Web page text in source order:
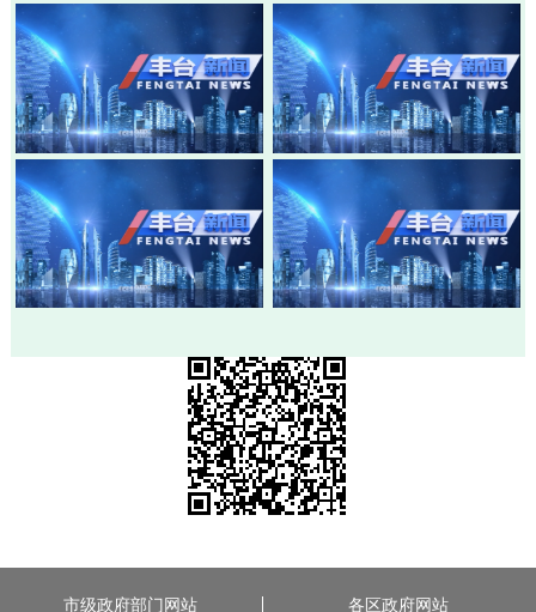
20260803-丰台新闻
20260730-丰台新闻
20260728-丰台新闻
20260724-丰台新闻
市级政府部门网站 各区政府网站